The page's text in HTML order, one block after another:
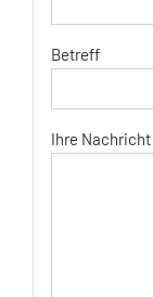
Betreff
Ihre Nachricht